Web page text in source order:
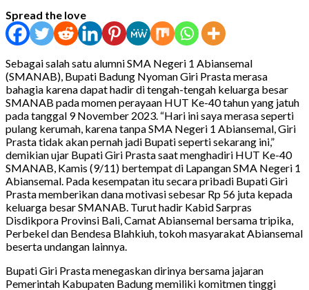
Spread the love
Sebagai salah satu alumni SMA Negeri 1 Abiansemal
(SMANAB), Bupati Badung Nyoman Giri Prasta merasa
bahagia karena dapat hadir di tengah-tengah keluarga besar
SMANAB pada momen perayaan HUT Ke-40 tahun yang jatuh
pada tanggal 9 November 2023. “Hari ini saya merasa seperti
pulang kerumah, karena tanpa SMA Negeri 1 Abiansemal, Giri
Prasta tidak akan pernah jadi Bupati seperti sekarang ini,”
demikian ujar Bupati Giri Prasta saat menghadiri HUT Ke-40
SMANAB, Kamis (9/11) bertempat di Lapangan SMA Negeri 1
Abiansemal. Pada kesempatan itu secara pribadi Bupati Giri
Prasta memberikan dana motivasi sebesar Rp 56 juta kepada
keluarga besar SMANAB. Turut hadir Kabid Sarpras
Disdikpora Provinsi Bali, Camat Abiansemal bersama tripika,
Perbekel dan Bendesa Blahkiuh, tokoh masyarakat Abiansemal
beserta undangan lainnya.
Bupati Giri Prasta menegaskan dirinya bersama jajaran
Pemerintah Kabupaten Badung memiliki komitmen tinggi